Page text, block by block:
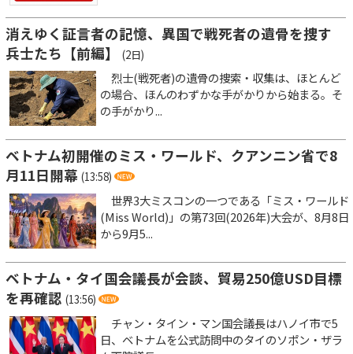
消えゆく証言者の記憶、異国で戦死者の遺骨を捜す
兵士たち【前編】
(2日)
烈士(戦死者)の遺骨の捜索・収集は、ほとんど
の場合、ほんのわずかな手がかりから始まる。そ
の手がかり...
ベトナム初開催のミス・ワールド、クアンニン省で8
月11日開幕 (13:58)
世界3大ミスコンの一つである「ミス・ワールド
(Miss World)」の第73回(2026年)大会が、8月8日
から9月5...
ベトナム・タイ国会議長が会談、貿易250億USD目標
を再確認 (13:56)
チャン・タイン・マン国会議長はハノイ市で5
日、ベトナムを公式訪問中のタイのソポン・ザラ